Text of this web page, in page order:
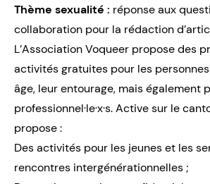
Thème sexualité : réponse aux
collaboration pour la rédaction
L’Association Voqueer propose des
activités gratuites pour les
âge, leur entourage, mais également
professionnel·le·x·s. Active sur le
propose :
Des activités pour les jeunes et les
rencontres intergénérationnelles ;